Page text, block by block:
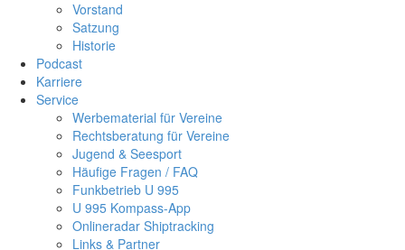
Vorstand
Satzung
Historie
Podcast
Karriere
Service
Werbematerial für Vereine
Rechtsberatung für Vereine
Jugend & Seesport
Häufige Fragen / FAQ
Funkbetrieb U 995
U 995 Kompass-App
Onlineradar Shiptracking
Links & Partner